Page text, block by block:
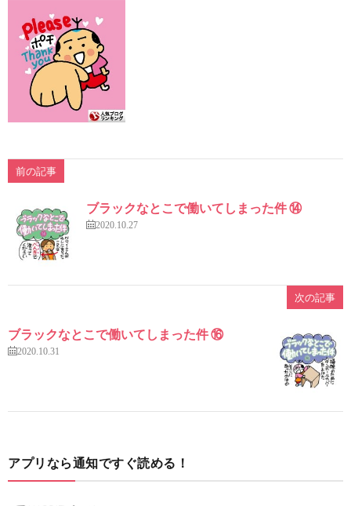
前の記事
ブラックなとこで働いてしまった件 ⑭
2020.10.27
次の記事
ブラックなとこで働いてしまった件 ⑯
2020.10.31
アプリなら通知ですぐ読める！